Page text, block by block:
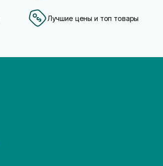
Лучшие цены и топ товары